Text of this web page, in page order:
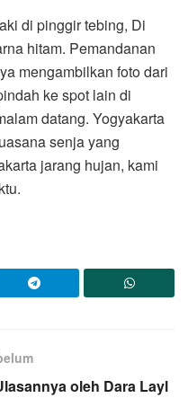
di pinggir tebing, Di
hitam. Pemandanan
mengambilkan foto dari
ke spot lain di
datang. Yogyakarta
senja yang
jarang hujan, kami
oleh Dara Layl